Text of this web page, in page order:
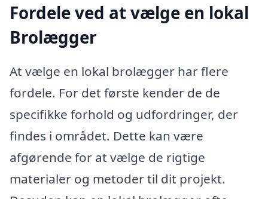
Fordele ved at vælge en lokal
Brolægger
At vælge en lokal brolægger har flere
fordele. For det første kender de de
specifikke forhold og udfordringer, der
findes i området. Dette kan være
afgørende for at vælge de rigtige
materialer og metoder til dit projekt.